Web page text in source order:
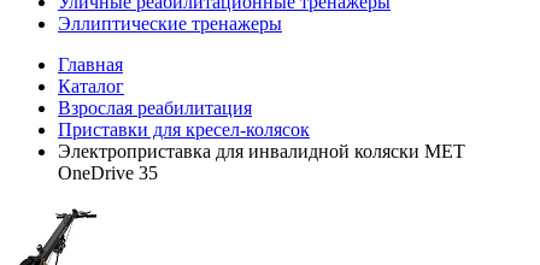
Эллиптические тренажеры
Главная
Каталог
Взрослая реабилитация
Приставки для кресел-колясок
Электроприставка для инвалидной коляски MET
OneDrive 35